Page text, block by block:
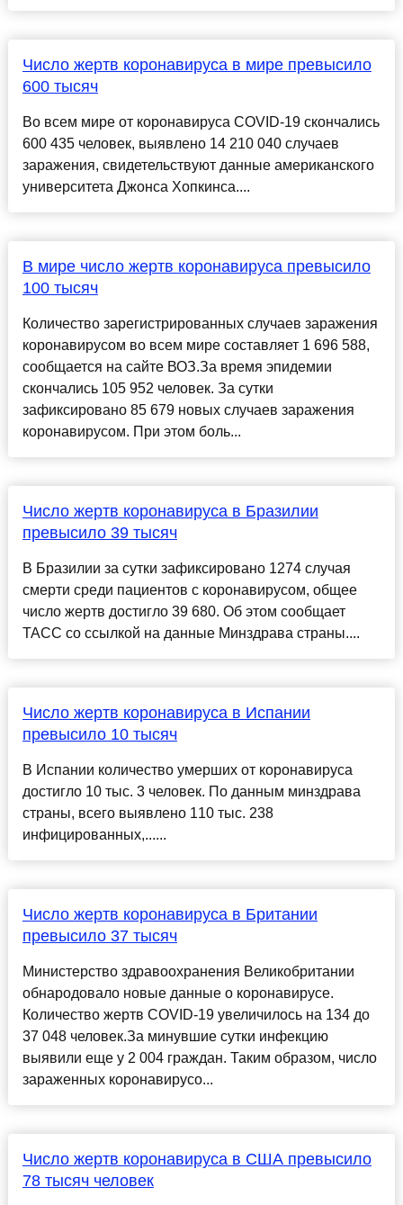
Число жертв коронавируса в мире превысило
600 тысяч
Во всем мире от коронавируса COVID-19 скончались
600 435 человек, выявлено 14 210 040 случаев
заражения, свидетельствуют данные американского
университета Джонса Хопкинса....
В мире число жертв коронавируса превысило
100 тысяч
Количество зарегистрированных случаев заражения
коронавирусом во всем мире составляет 1 696 588,
сообщается на сайте ВОЗ.За время эпидемии
скончались 105 952 человек. За сутки
зафиксировано 85 679 новых случаев заражения
коронавирусом. При этом боль...
Число жертв коронавируса в Бразилии
превысило 39 тысяч
В Бразилии за сутки зафиксировано 1274 случая
смерти среди пациентов с коронавирусом, общее
число жертв достигло 39 680. Об этом сообщает
ТАСС со ссылкой на данные Минздрава страны....
Число жертв коронавируса в Испании
превысило 10 тысяч
В Испании количество умерших от коронавируса
достигло 10 тыс. 3 человек. По данным минздрава
страны, всего выявлено 110 тыс. 238
инфицированных,......
Число жертв коронавируса в Британии
превысило 37 тысяч
Министерство здравоохранения Великобритании
обнародовало новые данные о коронавирусе.
Количество жертв COVID-19 увеличилось на 134 до
37 048 человек.За минувшие сутки инфекцию
выявили еще у 2 004 граждан. Таким образом, число
зараженных коронавирусо...
Число жертв коронавируса в США превысило
78 тысяч человек